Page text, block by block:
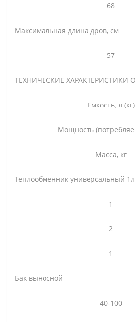
68
Максимальная длина дров, см
57
ТЕХНИЧЕСКИЕ ХАРАКТЕРИСТИКИ
Емкость, л (кг)
Мощность
Масса, кг
Теплообменник универсальный
1
2
1
Бак выносной
40-100